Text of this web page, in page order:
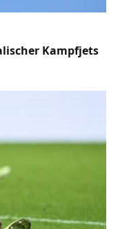
Kampfjets